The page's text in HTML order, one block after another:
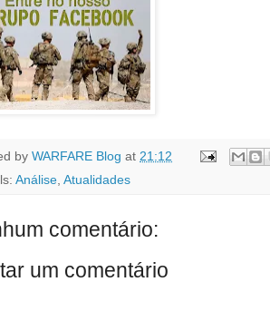
by WARFARE Blog at 21:12
Análise, Atualidades
comentário:
um comentário